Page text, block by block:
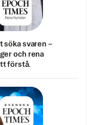
söka svaren –
och rena
förstå.